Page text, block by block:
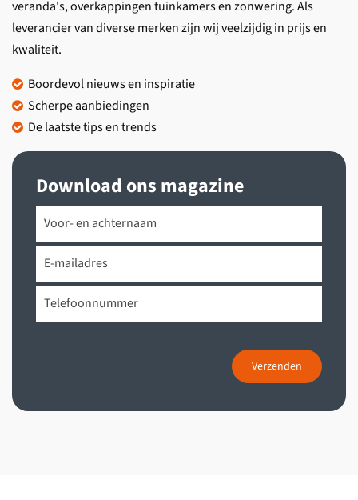
veranda's, overkappingen tuinkamers en zonwering. Als
leverancier van diverse merken zijn wij veelzijdig in prijs en
kwaliteit.
Boordevol nieuws en inspiratie
Scherpe aanbiedingen
De laatste tips en trends
Download ons magazine
Verzenden